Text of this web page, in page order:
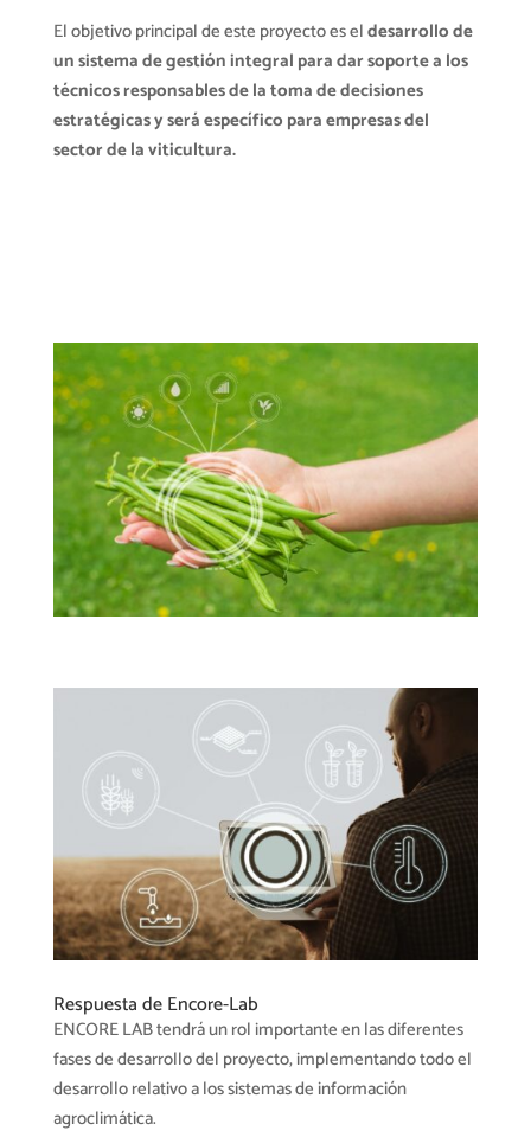
El objetivo principal de este proyecto es eldesarrollo de
un sistema de gestión integral para dar soporte a los
técnicos responsables de la toma de decisiones
estratégicas y será específico para empresas del
sector de la viticultura.
Respuesta de Encore-Lab
ENCORE LAB tendrá un rol importante en las diferentes
fases de desarrollo del proyecto, implementando todo el
desarrollo relativo a los sistemas de información
agroclimática.